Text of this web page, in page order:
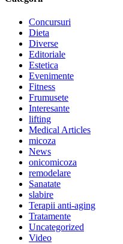
Concursuri
Dieta
Diverse
Editoriale
Estetica
Evenimente
Fitness
Frumusete
Interesante
lifting
Medical Articles
micoza
News
onicomicoza
remodelare
Sanatate
slabire
Terapii anti-aging
Tratamente
Uncategorized
Video